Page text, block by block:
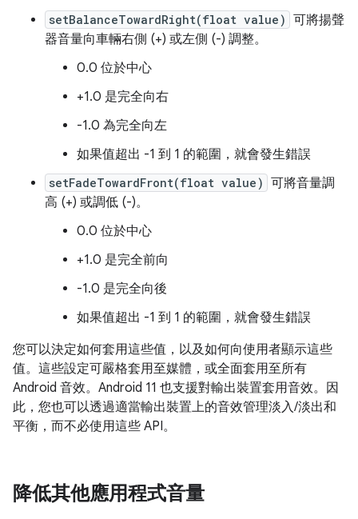
setBalanceTowardRight(float value) 可將揚聲
器音量向車輛右側 (+) 或左側 (-) 調整。
0.0 位於中心
+1.0 是完全向右
-1.0 為完全向左
如果值超出 -1 到 1 的範圍，就會發生錯誤
setFadeTowardFront(float value) 可將音量調
高 (+) 或調低 (-)。
0.0 位於中心
+1.0 是完全前向
-1.0 是完全向後
如果值超出 -1 到 1 的範圍，就會發生錯誤
您可以決定如何套用這些值，以及如何向使用者顯示這些
值。這些設定可嚴格套用至媒體，或全面套用至所有
Android 音效。Android 11 也支援對輸出裝置套用音效。因
此，您也可以透過適當輸出裝置上的音效管理淡入/淡出和
平衡，而不必使用這些 API。
降低其他應用程式音量